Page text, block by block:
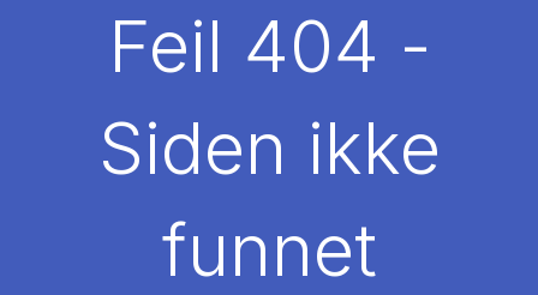
Feil 404 -
Siden ikke
funnet